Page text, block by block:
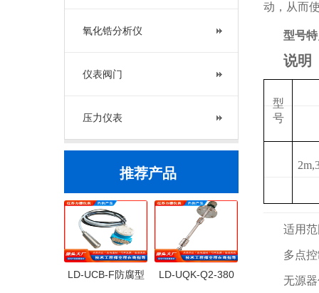
氧化锆分析仪
仪表阀门
压力仪表
推荐产品
LD-UCB-F防腐型 LD-UQK-Q2-380
动，从而
型号
说明
型
号
适用
多点
无源